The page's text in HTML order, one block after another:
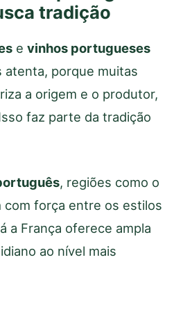
tradição
e vinhos portugueses
atenta, porque muitas
a origem e o produtor,
faz parte da tradição
, regiões como o
com força entre os estilos
a França oferece ampla
ao nível mais